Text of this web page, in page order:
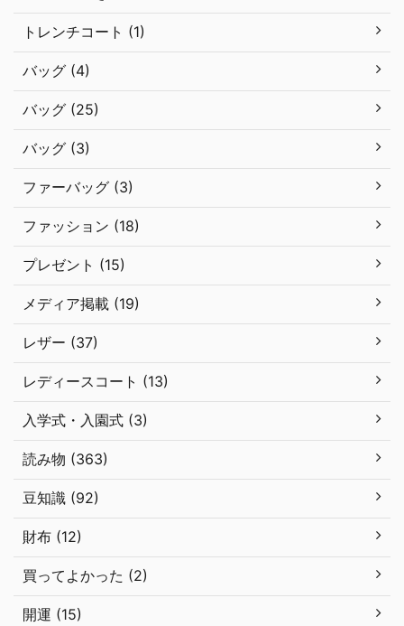
トレンチコート (1)
バッグ (4)
バッグ (25)
バッグ (3)
ファーバッグ (3)
ファッション (18)
プレゼント (15)
メディア掲載 (19)
レザー (37)
レディースコート (13)
入学式・入園式 (3)
読み物 (363)
豆知識 (92)
財布 (12)
買ってよかった (2)
開運 (15)